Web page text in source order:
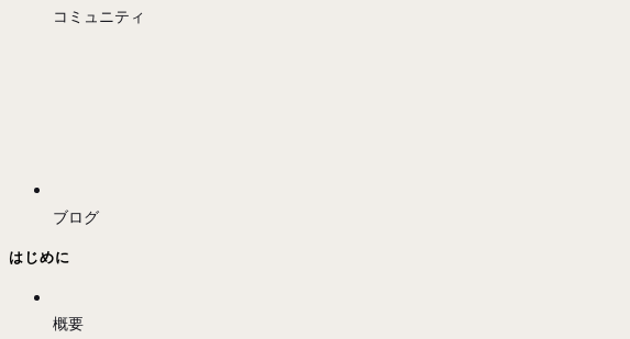
コミュニティ
ブログ
はじめに
概要